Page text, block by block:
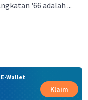
'66 adalah ...
E-Wallet
Klaim